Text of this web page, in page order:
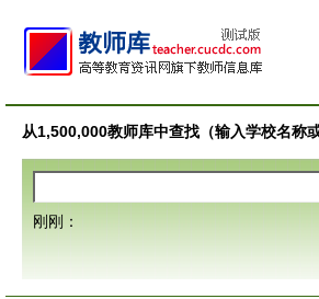
从1,500,000教师库中查找（输入学校名称
刚刚：